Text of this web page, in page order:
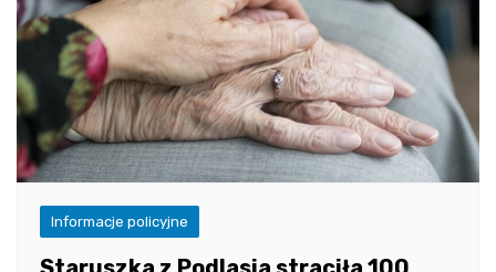
Informacje policyjne